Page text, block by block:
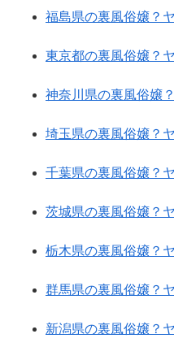
福島県の裏風俗嬢？
東京都の裏風俗嬢？
神奈川県の裏風俗嬢
埼玉県の裏風俗嬢？
千葉県の裏風俗嬢？
茨城県の裏風俗嬢？
栃木県の裏風俗嬢？
群馬県の裏風俗嬢？
新潟県の裏風俗嬢？